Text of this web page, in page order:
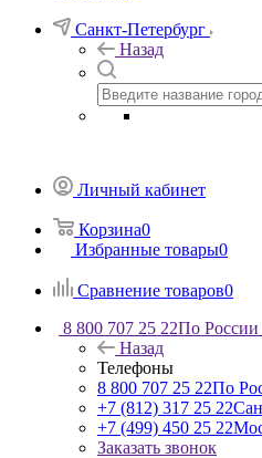
Санкт-Петербург
Назад
Личный кабинет
Корзина0
Избранные товары0
Сравнение товаров0
8 800 707 25 22По России
Назад
Телефоны
8 800 707 25 22По
+7 (812) 317 25 22
+7 (499) 450 25 22
Заказать звонок